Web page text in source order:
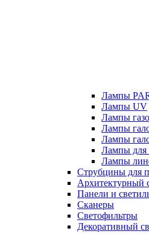
Лампы
Лампы UV
Лампы
Лампы
Лампы
Лампы для
Лампы
Струбцины для
Архитектурный
Панели и
Сканеры
Светофильтры
Декоративный